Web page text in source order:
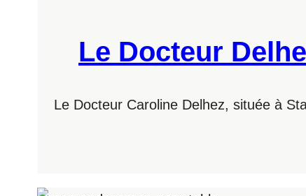
Le Docteur
Le Docteur Caroline Delhez, située à